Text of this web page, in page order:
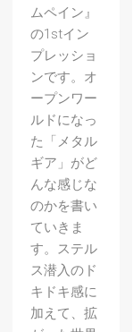
ムペイン』
の1stイン
プレッショ
ンです。オ
ープンワー
ルドになっ
た「メタル
ギア」がど
んな感じな
のかを書い
ていきま
す。ステル
ス潜入のド
キドキ感に
加えて、拡